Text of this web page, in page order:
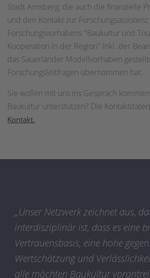
Stadt Arnsberg, die auch die finanzielle
und den Kontakt zur
Forschungsvorhabens "Baukultur und
Kooperation in der Region" inkl. der
das Sauerländer Modellvorhaben
Forschungsleitfragen übernommen hat.
Sie wollen mit uns ins Gespräch
Baukultur unterstützen? Die
Kontakt.
„Unser Netzwerk zeichnet aus,
interdisziplinär ist, dass es eine
Vertrauensbasis, eine hohe
Wertschätzung und
alle möchten Baukultur